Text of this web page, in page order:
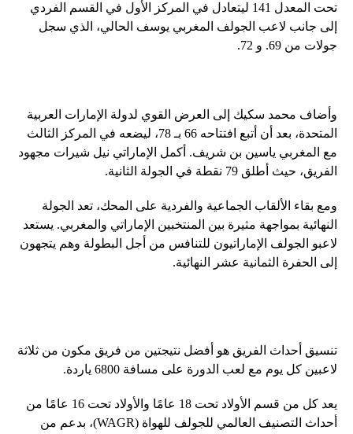
تحت المعدل 141 ليتعادل في المركز الأول في القسم الفردي
إلى جانب لاعب الجولف المغربي يوسف الحالي، الذي سجل
جولات من 69. و 72.
وأضاف محمد سكيك إلى العرض القوي لدولة الإمارات العربية
المتحدة، بعد أن أتبع افتتاحه 66 بـ 78، ليضعه في المركز الثالث
مع المغربي ياسين بن شريف. أكمل الإماراتي نيل شيرات مجهود
الفريق، حيث أطلق 79 نقطة في الجولة الثانية.
ومع بقاء الألقاب الجماعية والفردية على المحك، تعد الجولة
النهائية بمواجهة مثيرة بين المنتخبين الإماراتي والمغربي. يستعد
لاعبو الجولف الإماراتيون للتنافس من أجل البطولة وهم يتجهون
إلى الحفرة الثمانية عشر النهائية.
تنسيق أحداث الفريق هو أفضل نتيجتين من فريق مكون من ثلاثة
لاعبين كل يوم مع لعب الدورة على مسافة 6800 ياردة.
يعد كل من قسم الأولاد تحت 18 عامًا والأولاد تحت 16 عامًا من
أحداث التصنيف العالمي للجولف للهواة (WAGR)، بدعم من